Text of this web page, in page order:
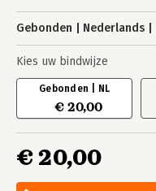
Gebonden Nederlands
Kies uw bindwijze
Gebonden | NL
€ 20,00
€ 20,00